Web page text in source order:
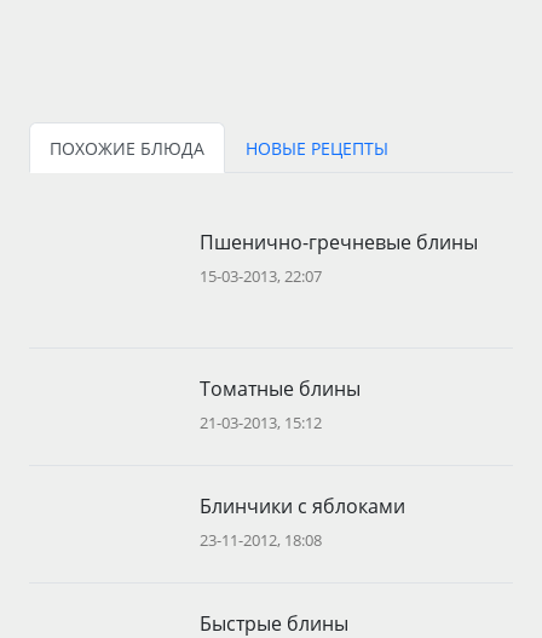
ПОХОЖИЕ БЛЮДА НОВЫЕ РЕЦЕПТЫ
Пшенично-гречневые блины
15-03-2013, 22:07
Томатные блины
21-03-2013, 15:12
Блинчики с яблоками
23-11-2012, 18:08
Быстрые блины